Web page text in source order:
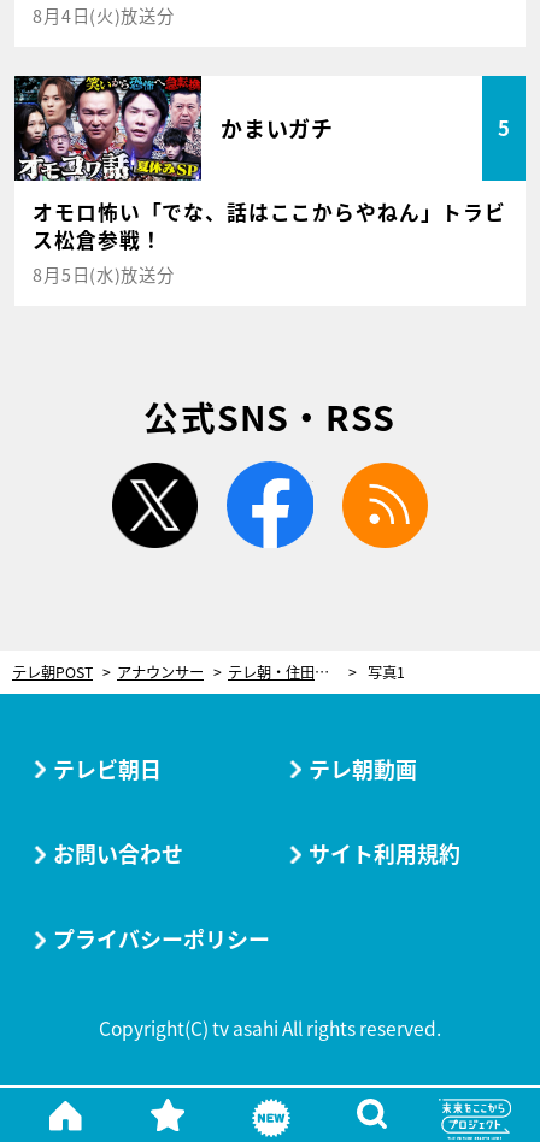
8月4日(火)放送分
かまいガチ 5
オモロ怖い「でな、話はここからやねん」トラビ
ス松倉参戦！
8月5日(水)放送分
公式SNS・RSS
twitter facebook
テレ朝POST アナウンサー テレ朝・住田紗里アナ、思い出の“早口言葉” 「お風呂で呪文のように言っていたのが…」 写真1
テレビ朝日 テレ朝動画
お問い合わせ サイト利用規約
プライバシーポリシー
Copyright(C) tv asahi All rights reserved.